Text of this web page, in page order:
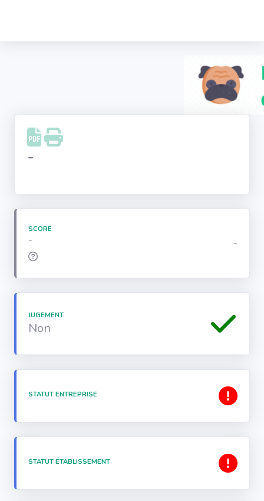
Facebook
Instagram
-
SCORE
- -
JUGEMENT
Non
STATUT ENTREPRISE
STATUT ÉTABLISSEMENT